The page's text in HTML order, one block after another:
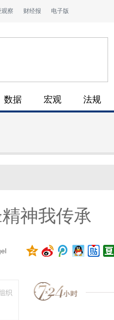
观察 财经报 电子版
数据 宏观 法规
神我传承
织